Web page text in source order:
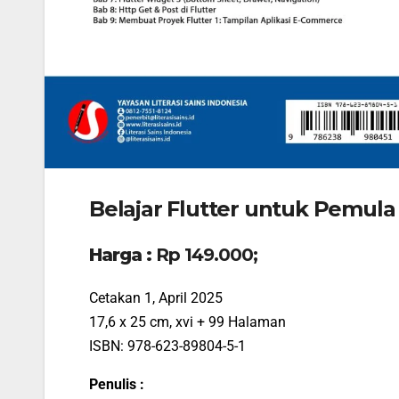
Belajar Flutter untuk Pemula
Harga : Rp 149.000;
Cetakan 1, April 2025
17,6 x 25 cm, xvi + 99 Halaman
ISBN: 978-623-89804-5-1
Penulis :